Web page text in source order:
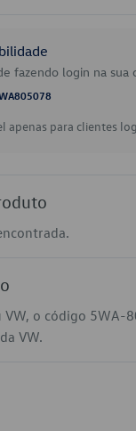
fazendo login na sua
apenas para clientes
o código 5WA-
VW.